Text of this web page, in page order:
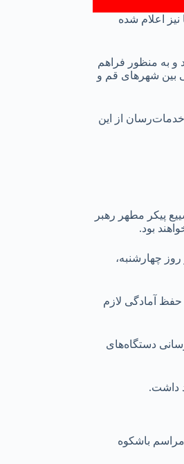
اعلام شده
و به منظور فراهم
بین شهر‌های قم و
از این
پیکر مطهر رهبر
چهارشنبه،
حفظ آمادگی لازم
دستگاه‌های
داشت.
مراسم باشکوه